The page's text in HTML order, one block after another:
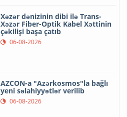
Xəzər dənizinin dibi ilə Trans-
Xəzər Fiber-Optik Kabel Xəttinin
çəkilişi başa çatıb
06-08-2026
AZCON-a "Azərkosmos"la bağlı
yeni səlahiyyətlər verilib
06-08-2026